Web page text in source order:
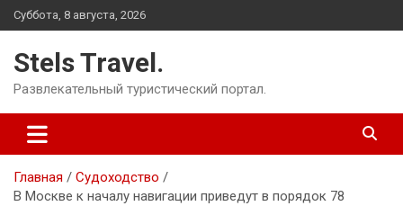
Перейти
к
Суббота, 8 августа, 2026
Stels Travel.
Развлекательный туристический портал.
Главная
Судоходство
В Москве к началу навигации приведут в порядок 78